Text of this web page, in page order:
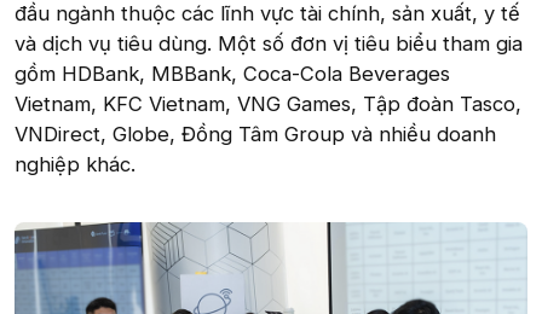
đầu ngành thuộc các lĩnh vực tài chính, sản xuất, y tế
và dịch vụ tiêu dùng. Một số đơn vị tiêu biểu tham gia
gồm HDBank, MBBank, Coca-Cola Beverages
Vietnam, KFC Vietnam, VNG Games, Tập đoàn Tasco,
VNDirect, Globe, Đồng Tâm Group và nhiều doanh
nghiệp khác.